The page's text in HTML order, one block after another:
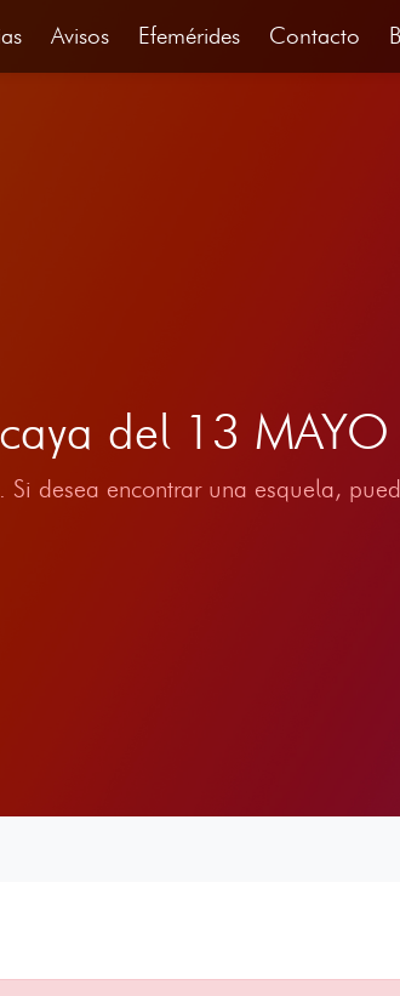
Avisos Efemérides Contacto
del 13
desea encontrar una esquela,